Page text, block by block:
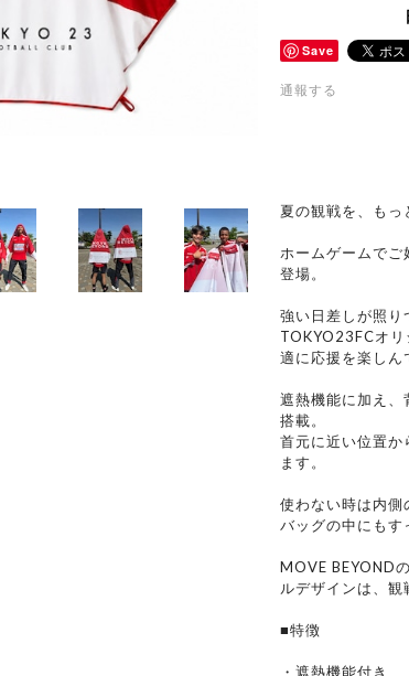
Save
通報する
夏の観戦を、もっ
ホームゲームで
登場。
強い日差しが照り
TOKYO23FCオ
適に応援を楽しん
遮熱機能に加え、
搭載。
首元に近い位置か
ます。
使わない時は内側
バッグの中にもす
MOVE BEYOND
ルデザインは、観
■特徴
・遮熱機能付き